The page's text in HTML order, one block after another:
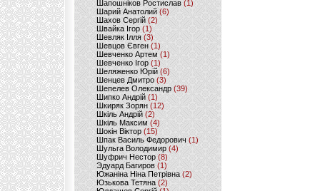
Шапошніков Ростислав(1)
Шарий Анатолий(6)
Шахов Сергій(2)
Швайка Ігор (1)
Шевляк Ілля (3)
Шевцов Євген (1)
Шевченко Артем(1)
Шевченко Ігор(1)
Шеляженко Юрій (6)
Шенцев Дмитро (3)
Шепелев Олександр (39)
Шипко Андрій(1)
Шкиряк Зорян(12)
Шкіль Андрій(2)
Шкіль Максим (4)
Шокін Віктор (15)
Шпак Василь Федорович (1)
Шульга Володимир (4)
Шуфрич Нестор(8)
Эдуард Багиров (1)
Южаніна Ніна Петрівна (2)
Юзькова Тетяна(2)